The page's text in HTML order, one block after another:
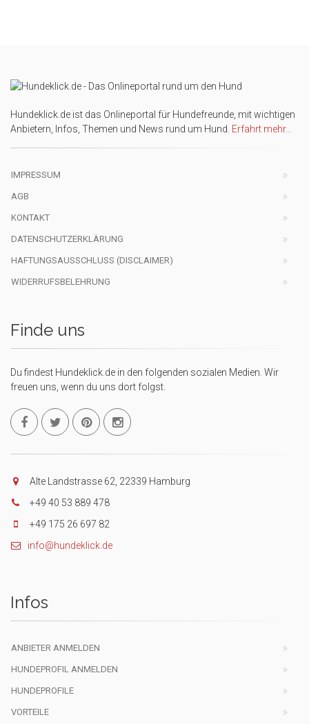
Hundeklick.de ist das Onlineportal für Hundefreunde, mit wichtigen
Anbietern, Infos, Themen und News rund um Hund. Erfahrt mehr...
IMPRESSUM
AGB
KONTAKT
DATENSCHUTZERKLÄRUNG
HAFTUNGSAUSSCHLUSS (DISCLAIMER)
WIDERRUFSBELEHRUNG
Finde uns
Du findest Hundeklick.de in den folgenden sozialen Medien. Wir
freuen uns, wenn du uns dort folgst.
Alte Landstrasse 62, 22339 Hamburg
+49 40 53 889 478
+49 175 26 697 82
info@hundeklick.de
Infos
ANBIETER ANMELDEN
HUNDEPROFIL ANMELDEN
HUNDEPROFILE
VORTEILE